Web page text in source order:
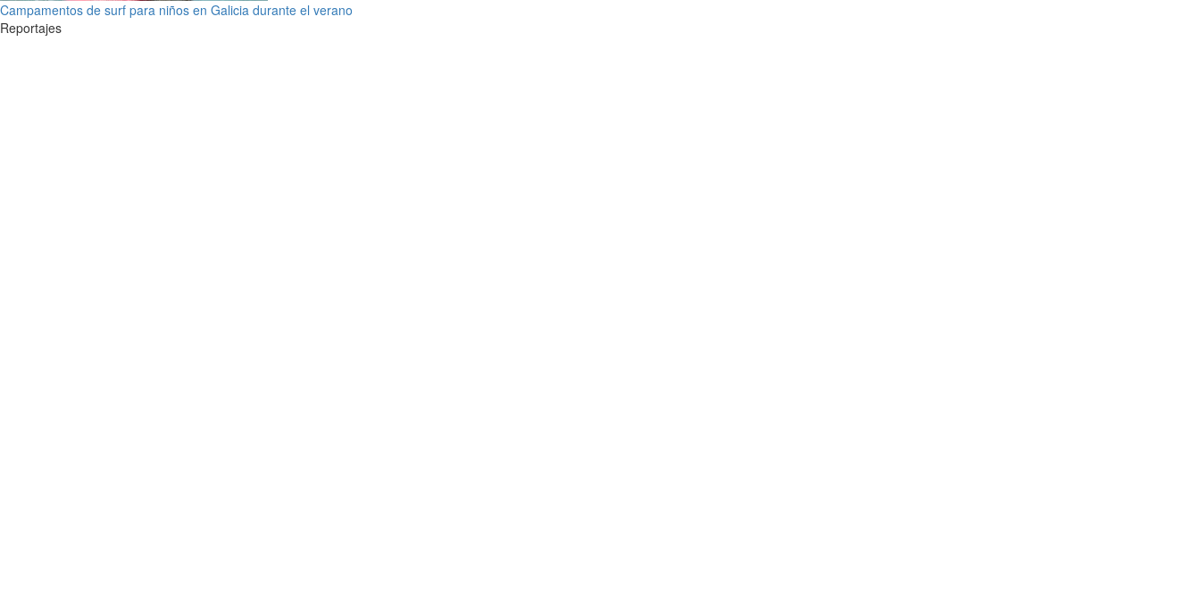
Campamentos de surf para niños en Galicia durante el verano
Reportajes